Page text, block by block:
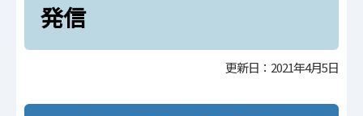
発信
更新日：2021年4月5日